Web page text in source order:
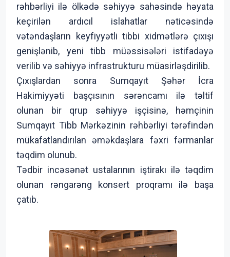
rəhbərliyi ilə ölkədə səhiyyə sahəsində həyata
keçirilən ardıcıl islahatlar nəticəsində
vətəndaşların keyfiyyətli tibbi xidmətlərə çıxışı
genişlənib, yeni tibb müəssisələri istifadəyə
verilib və səhiyyə infrastrukturu müasirləşdirilib.
Çıxışlardan sonra Sumqayıt Şəhər İcra
Hakimiyyəti başçısının sərəncamı ilə təltif
olunan bir qrup səhiyyə işçisinə, həmçinin
Sumqayıt Tibb Mərkəzinin rəhbərliyi tərəfindən
mükafatlandırılan əməkdaşlara fəxri fərmanlar
təqdim olunub.
Tədbir incəsənət ustalarının iştirakı ilə təqdim
olunan rəngarəng konsert proqramı ilə başa
çatıb.